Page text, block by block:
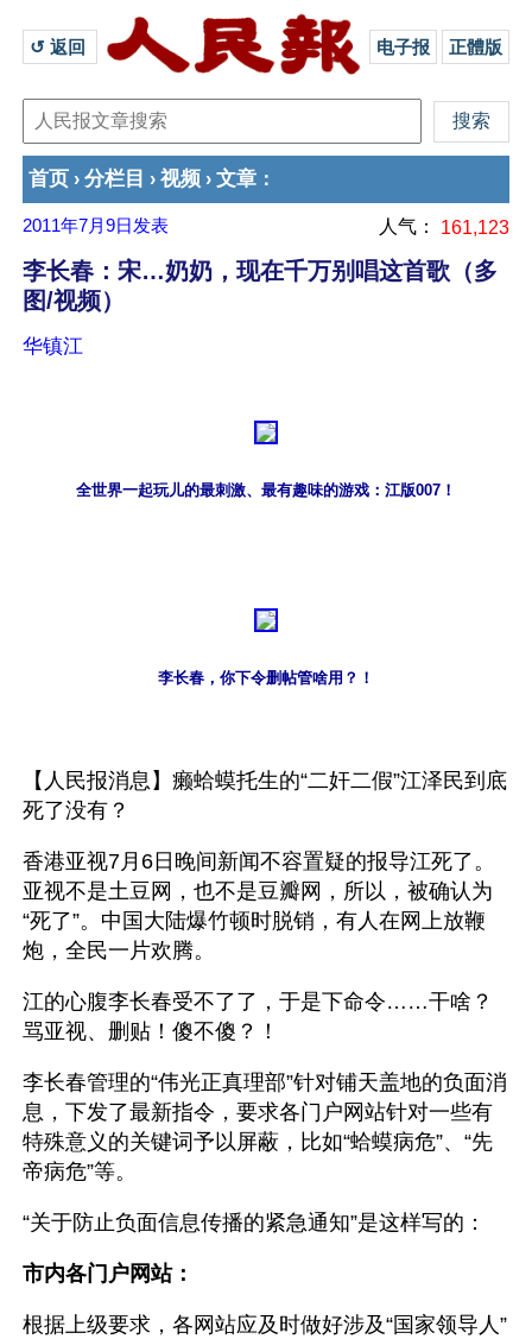
↺ 返回 电子报 正體版
首页 › 分栏目 › 视频 › 文章 ：
2011年7月9日 发表 人气： 161,123
李长春：宋…奶奶，现在千万别唱这首歌（多
图/视频）
华镇江
全世界一起玩儿的最刺激、最有趣味的游戏：江版007！
李长春，你下令删帖管啥用？！
【人民报消息】癞蛤蟆托生的“二奸二假”江泽民到底
死了没有？
香港亚视7月6日晚间新闻不容置疑的报导江死了。
亚视不是土豆网，也不是豆瓣网，所以，被确认为
“死了”。中国大陆爆竹顿时脱销，有人在网上放鞭
炮，全民一片欢腾。
江的心腹李长春受不了了，于是下命令……干啥？
骂亚视、删贴！傻不傻？！
李长春管理的“伟光正真理部”针对铺天盖地的负面消
息，下发了最新指令，要求各门户网站针对一些有
特殊意义的关键词予以屏蔽，比如“蛤蟆病危”、“先
帝病危”等。
“关于防止负面信息传播的紧急通知”是这样写的：
市内各门户网站：
根据上级要求，各网站应及时做好涉及“国家领导人”